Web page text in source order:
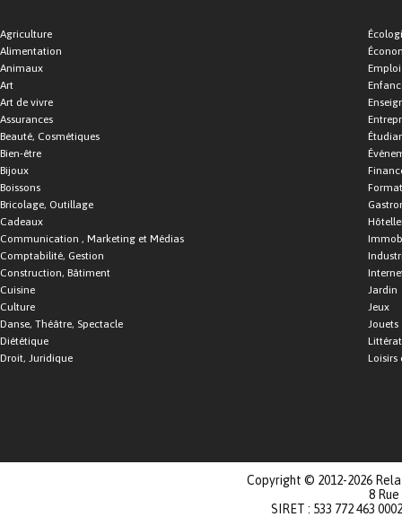
Agriculture
Alimentation
Animaux
Art
Art de vivre
Assurances
Beauté, Cosmétiques
Bien-être
Bijoux
Boissons
Bricolage, Outillage
Cadeaux
Communication , Marketing et Médias
Comptabilité, Gestion
Construction, Bâtiment
Cuisine
Culture
Danse, Théâtre, Spectacle
Diététique
Droit, Juridique
Emploi
Jardin
Jeux
Jouets
Loisirs
Copyright © 2012-2026
8
SIRET : 533 772 463